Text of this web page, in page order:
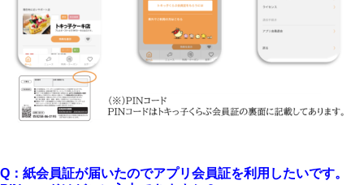
Q：紙会員証が届いたのでアプリ会員証を利用したいです。